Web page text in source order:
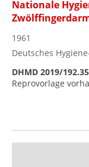
Nationale
1961
Deutsches
DHMD 2019/192.35
Reprovorlage